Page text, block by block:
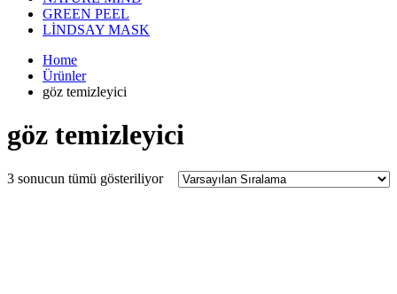
GREEN PEEL
LİNDSAY MASK
Home
Ürünler
göz temizleyici
göz temizleyici
3 sonucun tümü gösteriliyor